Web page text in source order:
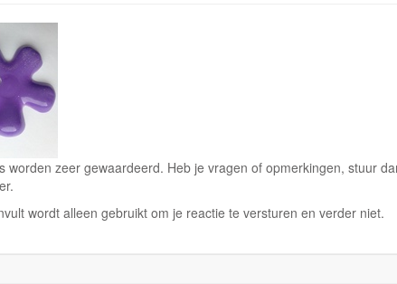
worden zeer gewaardeerd. Heb je vragen of opmerkingen, stuur
wordt alleen gebruikt om je reactie te versturen en verder niet.